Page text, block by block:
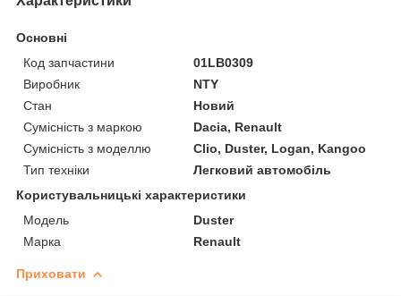
Основні
Код запчастини
01LB0309
Виробник
NTY
Стан
Новий
Сумісність з маркою
Dacia, Renault
Сумісність з моделлю
Clio, Duster, Logan, Kangoo
Тип техніки
Легковий автомобіль
Користувальницькі характеристики
Мoдель
Duster
Марка
Renault
Приховати